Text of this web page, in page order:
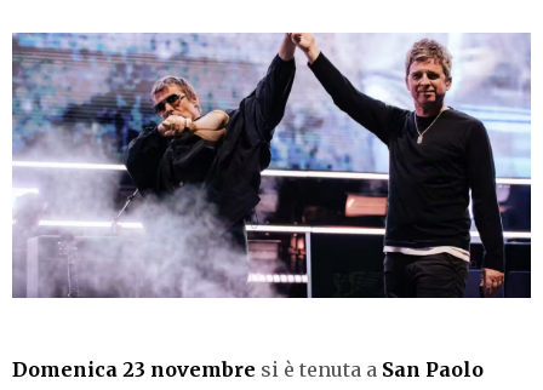
Domenica 23 novembre si è tenuta a San Paolo